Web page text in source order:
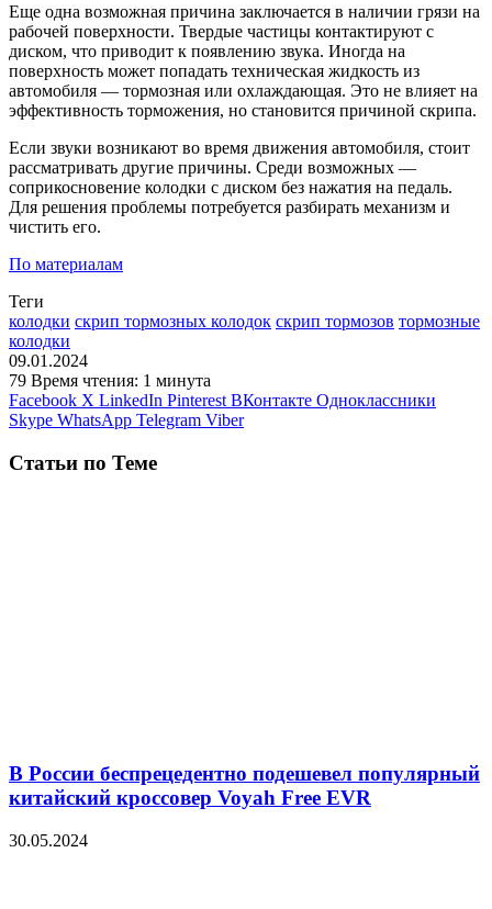
Еще одна возможная причина заключается в наличии грязи на
рабочей поверхности. Твердые частицы контактируют с
диском, что приводит к появлению звука. Иногда на
поверхность может попадать техническая жидкость из
автомобиля — тормозная или охлаждающая. Это не влияет на
эффективность торможения, но становится причиной скрипа.
Если звуки возникают во время движения автомобиля, стоит
рассматривать другие причины. Среди возможных —
соприкосновение колодки с диском без нажатия на педаль.
Для решения проблемы потребуется разбирать механизм и
чистить его.
По материалам
Теги
колодки скрип тормозных колодок скрип тормозов тормозные
колодки
09.01.2024
79 Время чтения: 1 минута
Facebook X LinkedIn Pinterest ВКонтакте Одноклассники
Skype WhatsApp Telegram Viber
Статьи по Теме
В России беспрецедентно подешевел популярный
китайский кроссовер Voyah Free EVR
30.05.2024